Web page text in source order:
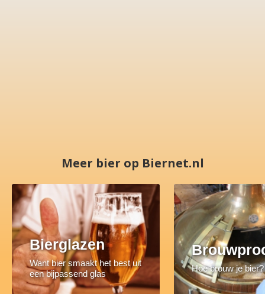
Meer bier op Biernet.nl
Bierglazen
Want bier smaakt het best uit
een bijpassend glas
Hoe brouw je bier?